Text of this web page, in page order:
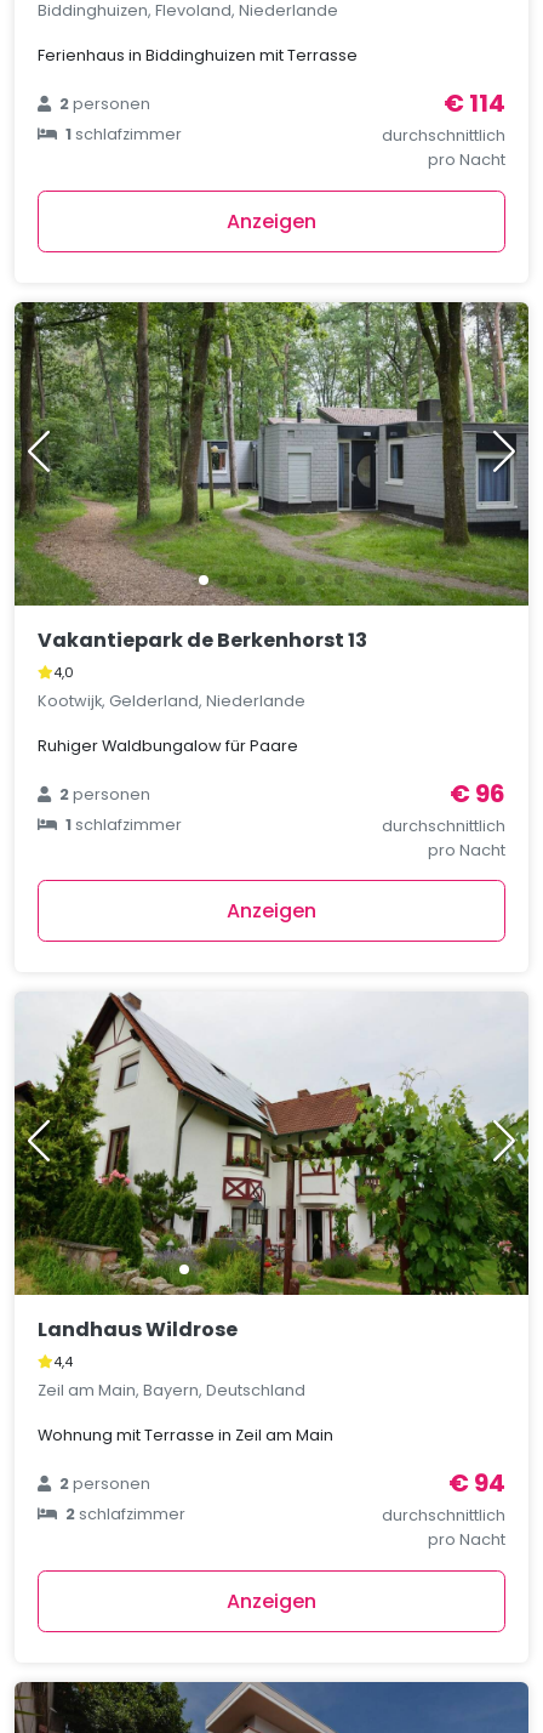
Biddinghuizen, Flevoland, Niederlande
Ferienhaus in Biddinghuizen mit Terrasse
2personen
1schlafzimmer
€ 114
durchschnittlich
pro Nacht
Anzeigen
Vakantiepark de Berkenhorst 13
4,0
Kootwijk, Gelderland, Niederlande
Ruhiger Waldbungalow für Paare
2personen
1schlafzimmer
€ 96
durchschnittlich
pro Nacht
Anzeigen
Landhaus Wildrose
4,4
Zeil am Main, Bayern, Deutschland
Wohnung mit Terrasse in Zeil am Main
2personen
2schlafzimmer
€ 94
durchschnittlich
pro Nacht
Anzeigen